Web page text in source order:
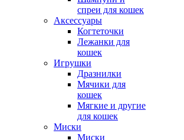
спреи для кошек
Аксессуары
Когтеточки
Лежанки для
кошек
Игрушки
Дразнилки
Мячики для
кошек
Мягкие и другие
для кошек
Миски
Миски